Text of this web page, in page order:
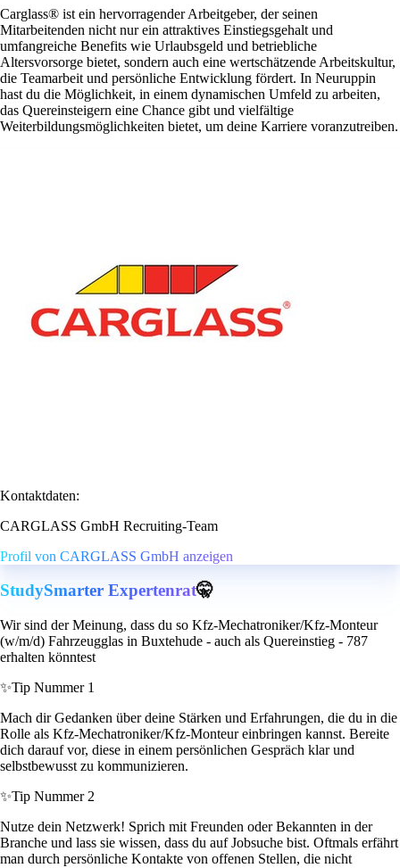
Carglass® ist ein hervorragender Arbeitgeber, der seinen
Mitarbeitenden nicht nur ein attraktives Einstiegsgehalt und
umfangreiche Benefits wie Urlaubsgeld und betriebliche
Altersvorsorge bietet, sondern auch eine wertschätzende Arbeitskultur,
die Teamarbeit und persönliche Entwicklung fördert. In Neuruppin
hast du die Möglichkeit, in einem dynamischen Umfeld zu arbeiten,
das Quereinsteigern eine Chance gibt und vielfältige
Weiterbildungsmöglichkeiten bietet, um deine Karriere voranzutreiben.
Kontaktdaten:
CARGLASS GmbH Recruiting-Team
Profil von CARGLASS GmbH anzeigen
StudySmarter Expertenrat🤫
Wir sind der Meinung, dass du so Kfz-Mechatroniker/Kfz-Monteur
(w/m/d) Fahrzeugglas in Buxtehude - auch als Quereinstieg - 787
erhalten könntest
✨Tip Nummer 1
Mach dir Gedanken über deine Stärken und Erfahrungen, die du in die
Rolle als Kfz-Mechatroniker/Kfz-Monteur einbringen kannst. Bereite
dich darauf vor, diese in einem persönlichen Gespräch klar und
selbstbewusst zu kommunizieren.
✨Tip Nummer 2
Nutze dein Netzwerk! Sprich mit Freunden oder Bekannten in der
Branche und lass sie wissen, dass du auf Jobsuche bist. Oftmals erfährt
man durch persönliche Kontakte von offenen Stellen, die nicht